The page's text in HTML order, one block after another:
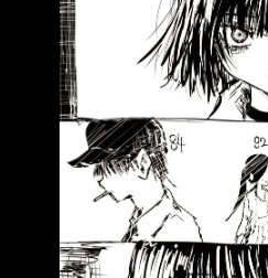
https://
f-H.jpg 「－－你怎麼
浪貓變成家貓，直接延
「胡鐵花，我希望你以
並不是每個都像高亞
亞男好對付，只因為她